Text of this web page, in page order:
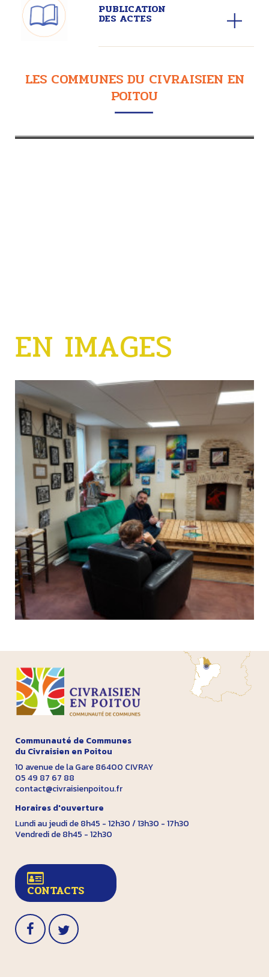
PUBLICATION
DES ACTES
LES COMMUNES DU CIVRAISIEN EN
POITOU
EN IMAGES
Communauté de Communes
du Civraisien en Poitou
10 avenue de la Gare 86400 CIVRAY
05 49 87 67 88
contact@civraisienpoitou.fr
Horaires d'ouverture
Lundi au jeudi de 8h45 - 12h30 / 13h30 - 17h30
Vendredi de 8h45 - 12h30
CONTACTS